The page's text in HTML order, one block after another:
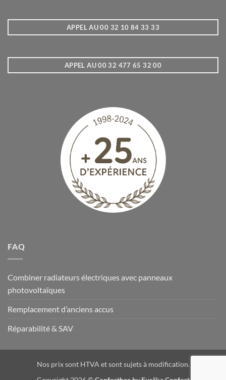
APPEL AU 00 32 10 84 33 33
APPEL AU 00 32 477 65 32 00
FAQ
Combiner radiateurs électriques avec panneaux
photovoltaïques
Remplacement d’anciens accus
Réparabilité & SAV
Nos prix sont HTVA et sont sujets à modification.